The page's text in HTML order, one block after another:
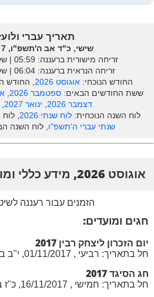
תאריך עברי
שישי, כ"ד אב ה'תשפ"ו, 7 אוגוסט 2026
זריחה מישורית ברעננה: ‎05:59 | שקיעה מישורית: 19:33
זריחה הנראית ברעננה: ‎06:04 | שקיעה הנראית: 19:34
החודש הנוכחי: אוגוסט 2026 , החודש
ששת החודשים הבאים:ספטמבר 2026 ,
דצמבר 2026
, ינואר 2027 ,
לוח השנה הנוכחית:לוח שנתי 2026 ,
שנתי עברי ה'תשפ"ו, לוח השנה
אוגוסט 2026, מידע כללי ומועדים
הזמנים עבור רעננה
חגים ומועדים:
יום הזכרון ליצחק רבין 2017
חל בתאריך: רביעי , 01/11/2017, י"ב בחשוון ה'תשע"ח
חג הסיגד 2017
חל בתאריך: חמישי , 16/11/2017, כ"ז בחשוון ה'תשע"ח